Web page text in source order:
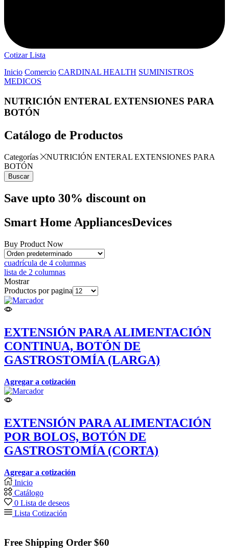
Cotizar Lista
Inicio Comercio CARDINAL HEALTH SUMINISTROS
MEDICOS
NUTRICIÓN ENTERAL EXTENSIONES PARA
BOTÓN
Catálogo de Productos
Categorías
NUTRICIÓN ENTERAL EXTENSIONES PARA
BOTÓN
Buscar
Save upto 30% discount on
Smart Home AppliancesDevices
Buy Product Now
cuadrícula de 4 columnas
lista de 2 columnas
Mostrar
Productos por pagina
EXTENSIÓN PARA ALIMENTACIÓN
CONTINUA, BOTÓN DE
GASTROSTOMÍA (LARGA)
Agregar a cotización
EXTENSIÓN PARA ALIMENTACIÓN
POR BOLOS, BOTÓN DE
GASTROSTOMÍA (CORTA)
Agregar a cotización
Inicio
Catálogo
0 Lista de deseos
Lista Cotización
Free Shipping Order $60